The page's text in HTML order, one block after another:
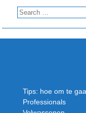
Tips: hoe om te
Professionals